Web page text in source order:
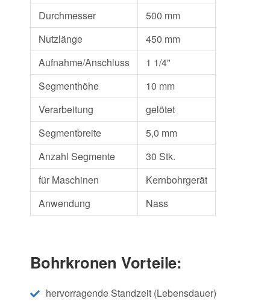
Durchmesser
500 mm
Nutzlänge
450 mm
Aufnahme/Anschluss
1 1/4"
Segmenthöhe
10 mm
Verarbeitung
gelötet
Segmentbreite
5,0 mm
Anzahl Segmente
30 Stk.
für Maschinen
Kernbohrgerät
Anwendung
Nass
Bohrkronen Vorteile:
hervorragende Standzeit (Lebensdauer)